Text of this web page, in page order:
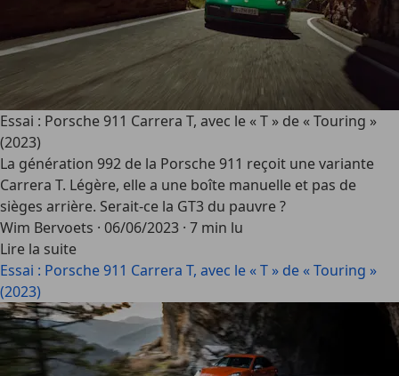
Essai : Porsche 911 Carrera T, avec le « T » de « Touring »
(2023)
La génération 992 de la Porsche 911 reçoit une variante
Carrera T. Légère, elle a une boîte manuelle et pas de
sièges arrière. Serait-ce la GT3 du pauvre?
Wim Bervoets · 06/06/2023 · 7 min lu
Lire la suite
Essai : Porsche 911 Carrera T, avec le « T » de « Touring »
(2023)